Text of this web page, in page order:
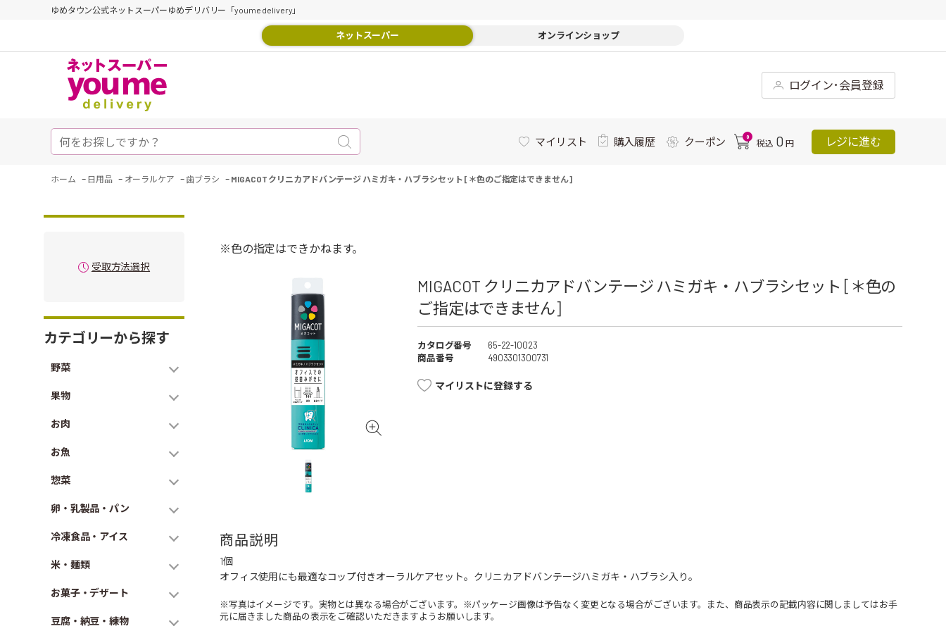
ゆめタウン公式ネットスーパーゆめデリバリー「youme delivery」
ネットスーパー オンラインショップ
ログイン･会員登録
マイリスト 購入履歴 クーポン 0
税込 0 円 レジに進む
ホーム - 日用品 - オーラルケア -歯ブラシ - MIGACOT クリニカアドバンテージ ハミガキ・ハブラシセット [＊色のご指定はできません]
受取方法選択
カテゴリーから探す
野菜
果物
お肉
お魚
惣菜
卵・乳製品・パン
冷凍食品・アイス
米・麺類
お菓子・デザート
豆腐・納豆・練物
※色の指定はできかねます。
MIGACOT クリニカアドバンテージ ハミガキ・ハブラシセット [＊色の
ご指定はできません]
カタログ番号
65-22-10023
商品番号
4903301300731
マイリストに登録する
商品説明
1個
オフィス使用にも最適なコップ付きオーラルケアセット。クリニカアドバンテージハミガキ・ハブラシ入り。
※写真はイメージです。実物とは異なる場合がございます。※パッケージ画像は予告なく変更となる場合がございます。また、商品表示の記載内容に関しましてはお手
元に届きました商品の表示をご確認いただきますようお願いします。